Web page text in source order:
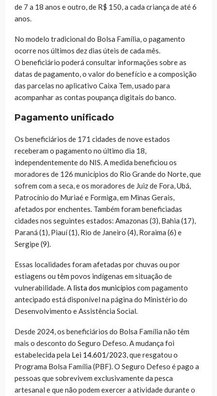
de 7 a 18 anos e outro, de R$ 150, a cada criança de até 6
anos.
No modelo tradicional do Bolsa Família, o pagamento
ocorre nos últimos dez dias úteis de cada mês.
O beneficiário poderá consultar informações sobre as
datas de pagamento, o valor do benefício e a composição
das parcelas no aplicativo Caixa Tem, usado para
acompanhar as contas poupança digitais do banco.
Pagamento unificado
Os beneficiários de 171 cidades de nove estados
receberam o pagamento no último dia 18,
independentemente do NIS. A medida beneficiou os
moradores de 126 municípios do Rio Grande do Norte, que
sofrem com a seca, e os moradores de Juiz de Fora, Ubá,
Patrocínio do Muriaé e Formiga, em Minas Gerais,
afetados por enchentes. Também foram beneficiadas
cidades nos seguintes estados: Amazonas (3), Bahia (17),
Paraná (1), Piauí (1), Rio de Janeiro (4), Roraima (6) e
Sergipe (9).
Essas localidades foram afetadas por chuvas ou por
estiagens ou têm povos indígenas em situação de
vulnerabilidade. A lista dos municípios com pagamento
antecipado está disponível na página do Ministério do
Desenvolvimento e Assistência Social.
Desde 2024, os beneficiários do Bolsa Família não têm
mais o desconto do Seguro Defeso. A mudança foi
estabelecida pela Lei 14.601/2023, que resgatou o
Programa Bolsa Família (PBF). O Seguro Defeso é pago a
pessoas que sobrevivem exclusivamente da pesca
artesanal e que não podem exercer a atividade durante o